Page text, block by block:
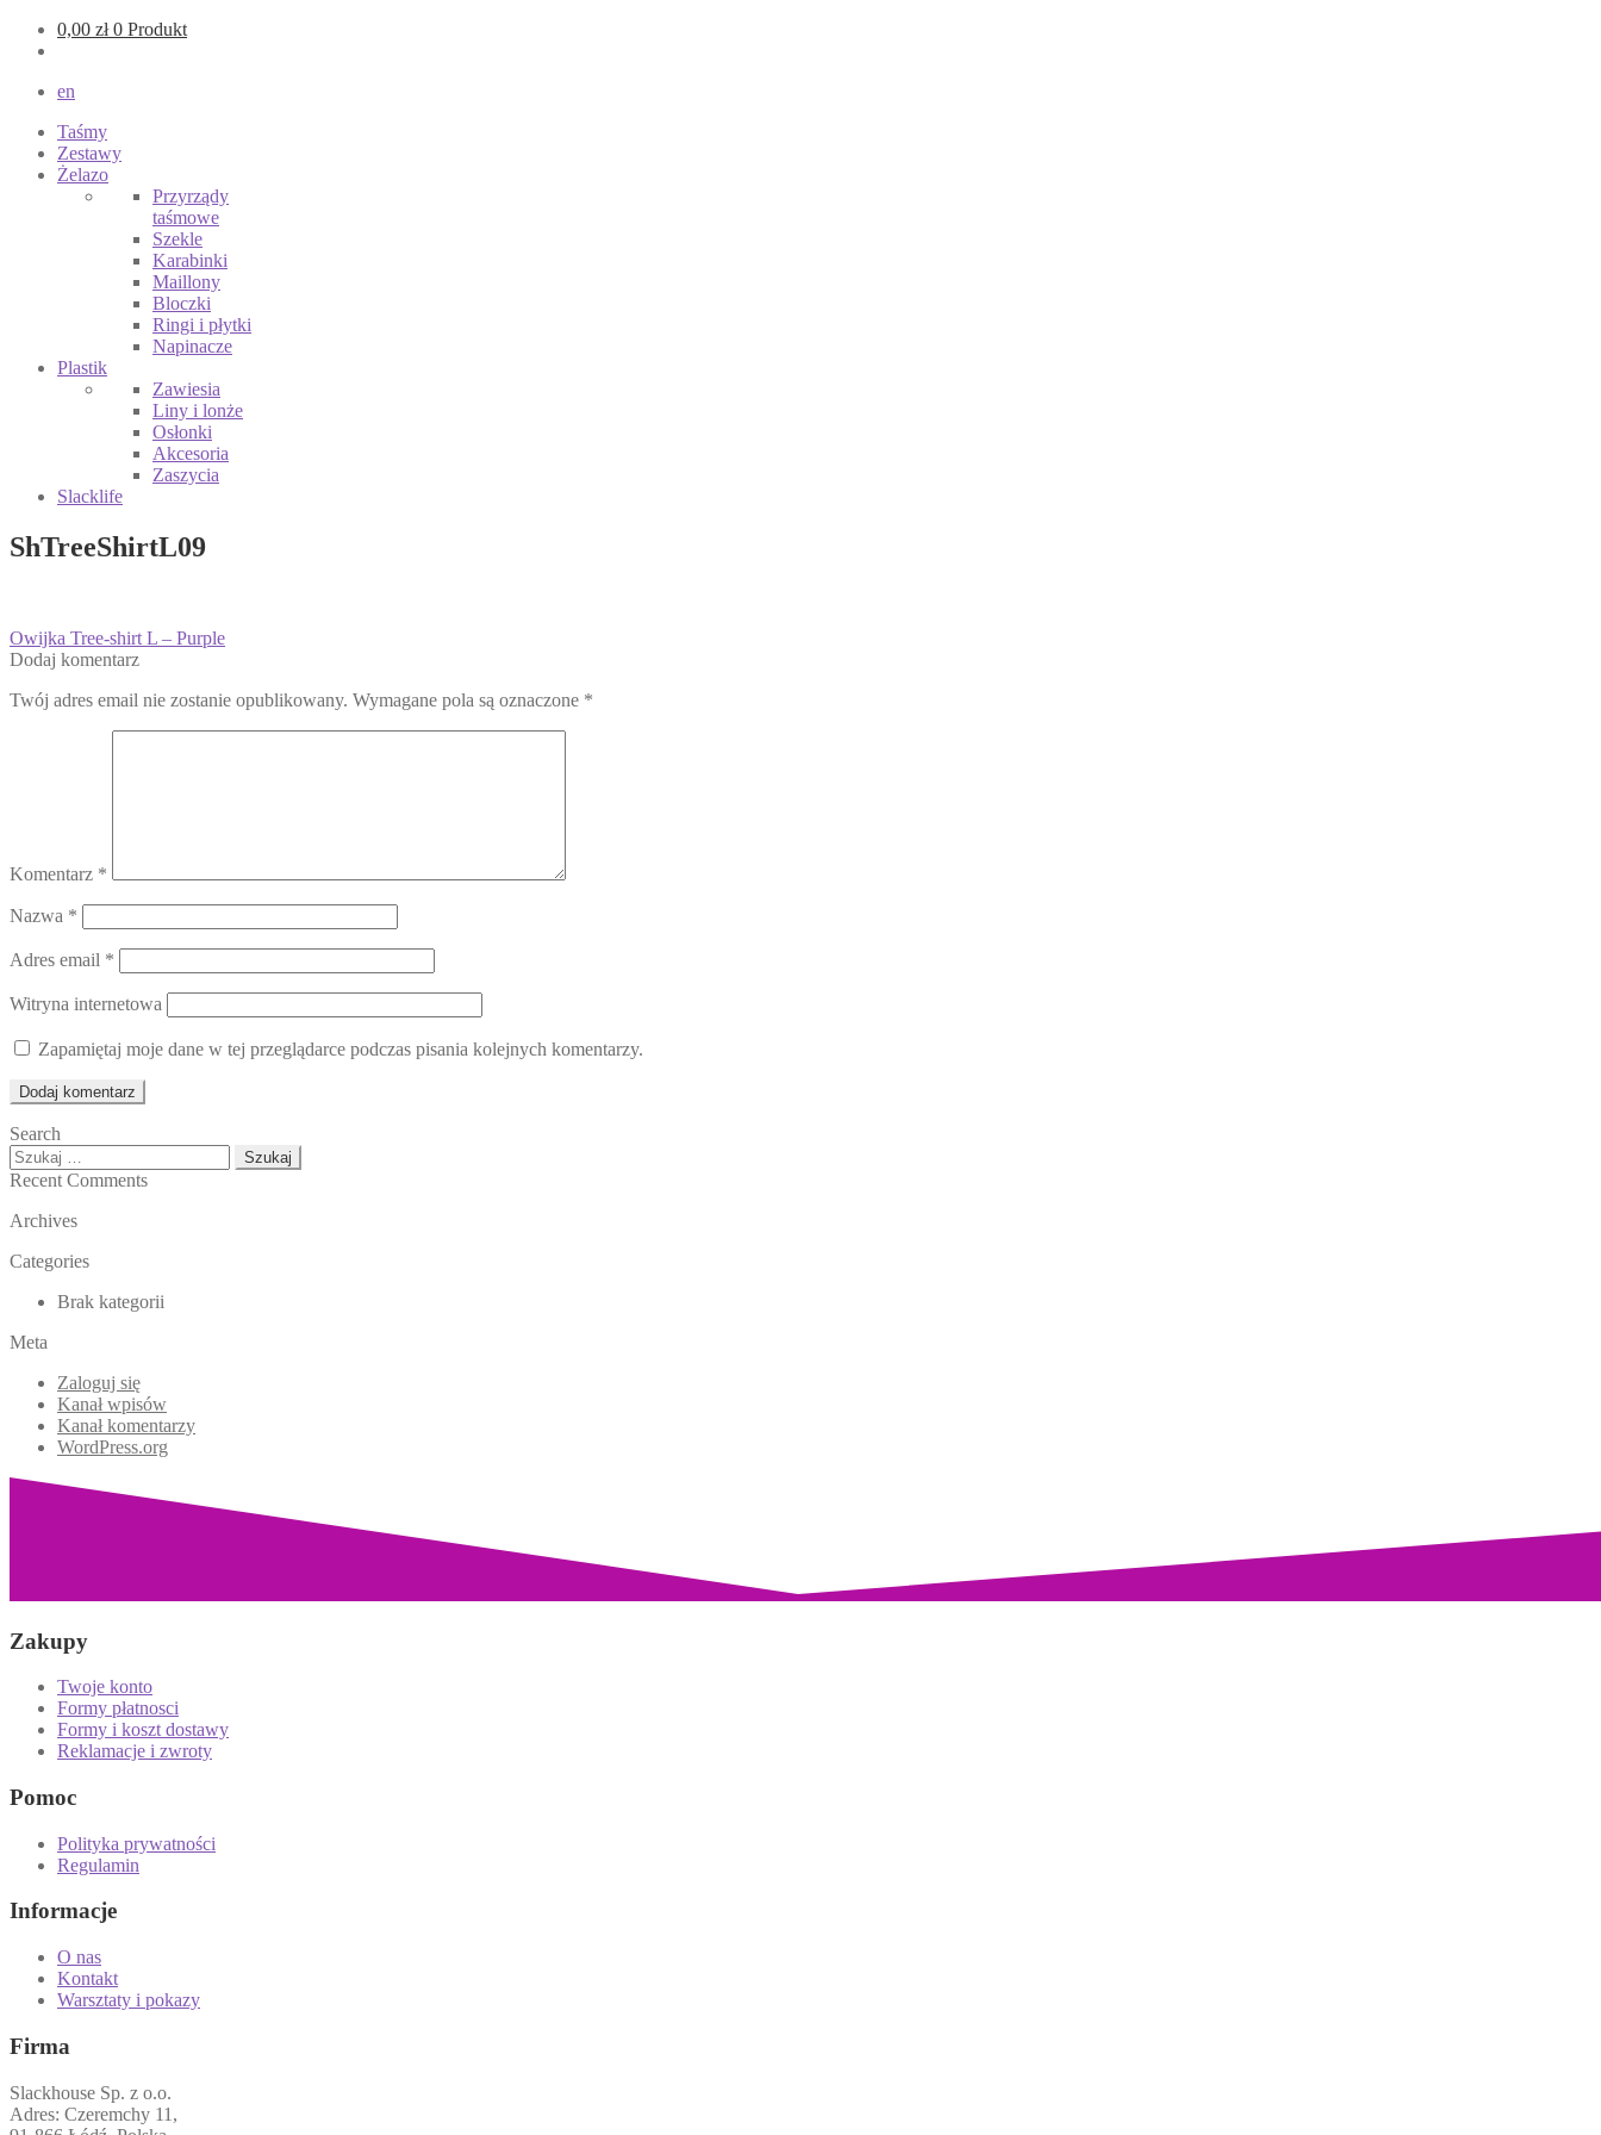
0,00 zł 0 Produkt
en
Taśmy
Zestawy
Żelazo
Przyrządy
taśmowe
Szekle
Karabinki
Maillony
Bloczki
Ringi i płytki
Napinacze
Plastik
Zawiesia
Liny i lonże
Osłonki
Akcesoria
Zaszycia
Slacklife
ShTreeShirtL09
Nawigacja
wpisu
Poprzedni
wpis:
Owijka Tree-shirt L – Purple
Dodaj komentarz
Twój adres email nie zostanie opublikowany. Wymagane pola są oznaczone *
Komentarz *
Nazwa *
Adres email *
Witryna internetowa
Zapamiętaj moje dane w tej przeglądarce podczas pisania kolejnych komentarzy.
Search
Szukaj:
Recent Comments
Archives
Categories
Brak kategorii
Meta
Zaloguj się
Kanał wpisów
Kanał komentarzy
WordPress.org
Zakupy
Twoje konto
Formy płatnosci
Formy i koszt dostawy
Reklamacje i zwroty
Pomoc
Polityka prywatności
Regulamin
Informacje
O nas
Kontakt
Warsztaty i pokazy
Firma
Slackhouse Sp. z o.o.
Adres: Czeremchy 11,